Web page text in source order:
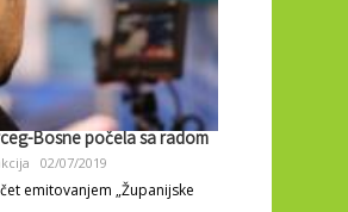
Bosne počela sa radom
02/07/2019
emitovanjem „Županijske